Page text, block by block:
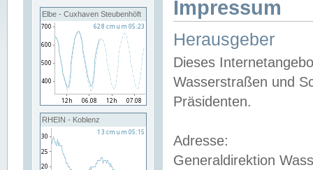
Elbe - Cuxhaven Steubenhöft
RHEIN - Koblenz
Impressum
Herausgeber
Dieses
Wasserstraßen und
Präsidenten.
Adresse:
Generaldirektion